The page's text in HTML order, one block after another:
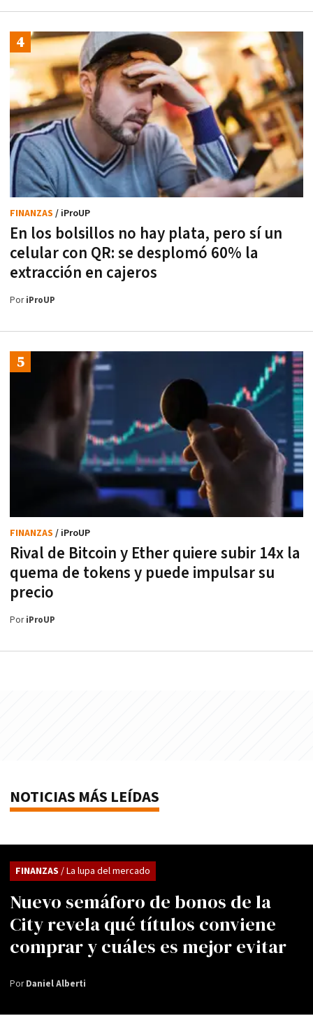
En los bolsillos no hay plata, pero sí un
celular con QR: se desplomó 60% la
extracción en cajeros
FINANZAS / iProUP
PoriProUP
Rival de Bitcoin y Ether quiere subir 14x la
quema de tokens y puede impulsar su
precio
FINANZAS / iProUP
PoriProUP
NOTICIAS MÁS LEÍDAS
Nuevo semáforo de bonos de la
City revela qué títulos conviene
comprar y cuáles es mejor evitar
FINANZAS / La lupa del mercado
PorDaniel Alberti